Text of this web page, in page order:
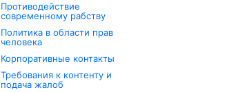
Противодействие
современному рабству
Политика в области прав
человека
Корпоративные контакты
Требования к контенту и
подача жалоб